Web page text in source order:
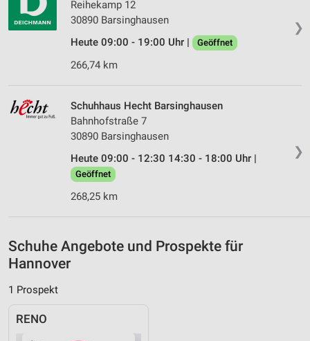
❯
Reihekamp 12
30890 Barsinghausen
Heute 09:00 - 19:00 Uhr |
Geöffnet
266,74 km
❯
Schuhhaus Hecht Barsinghausen
Bahnhofstraße 7
30890 Barsinghausen
Heute 09:00 - 12:30 14:30 - 18:00 Uhr |
Geöffnet
268,25 km
Schuhe Angebote und Prospekte für
Hannover
1 Prospekt
RENO
IAB-Besonderheiten:
Verwendung genauer Standortdaten
Geräte anhand von aktiv angeforderten
Nicht-IAB-Verarbeitungszwecke:
Performance